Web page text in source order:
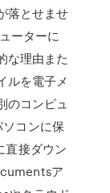
落とせませ
ーターに
な理由また
ルを電子メ
のコンピュ
コンに保
直接ダウン
ア